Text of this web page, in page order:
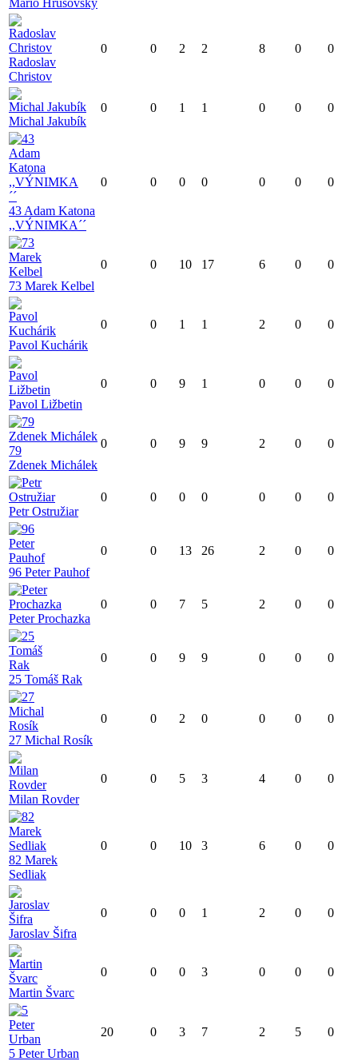
Radoslav
Christov
0 0 2 2 8 0 0
Michal Jakubík
0 0 1 1 0 0 0
43 Adam Katona
,,VÝNIMKA´´
0 0 0 0 0 0 0
73 Marek Kelbel
0 0 10 17 6 0 0
Pavol Kuchárik
0 0 1 1 2 0 0
Pavol Ližbetin
0 0 9 1 0 0 0
79
Zdenek Michálek
0 0 9 9 2 0 0
Petr Ostružiar
0 0 0 0 0 0 0
96 Peter Pauhof
0 0 13 26 2 0 0
Peter Prochazka
0 0 7 5 2 0 0
25 Tomáš Rak
0 0 9 9 0 0 0
27 Michal Rosík
0 0 2 0 0 0 0
Milan Rovder
0 0 5 3 4 0 0
82 Marek
Sedliak
0 0 10 3 6 0 0
Jaroslav Šifra
0 0 0 1 2 0 0
Martin Švarc
0 0 0 3 0 0 0
5 Peter Urban
20 0 3 7 2 5 0